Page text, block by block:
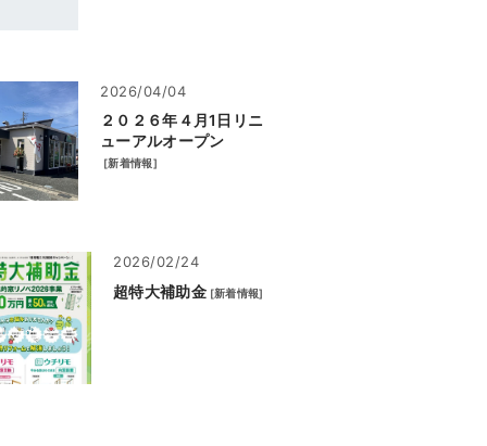
2026/04/04
２０２６年４月1日リニ
ューアルオープン
[新着情報]
2026/02/24
超特大補助金 [新着情報]